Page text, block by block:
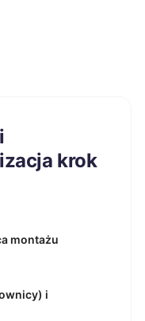
krok
montażu
i